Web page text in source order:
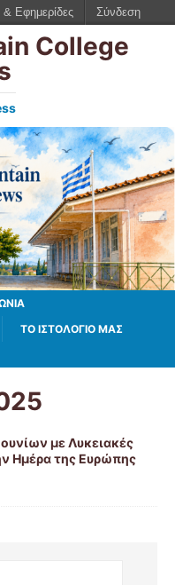
College
ΤΟ ΙΣΤΟΛΌΓΙΌ ΜΑΣ
με Λυκειακές
Ημέρα της Ευρώπης
& Εφημερίδες Σύνδεση